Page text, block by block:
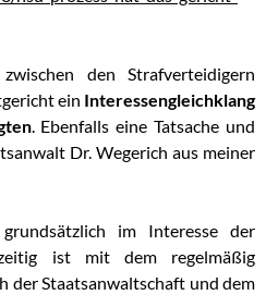
den Strafverteidigern
ein Interessengleichklang
. Ebenfalls eine Tatsache und
Dr. Wegerich aus meiner
grundsätzlich im Interesse der
ist mit dem regelmäßig
der Staatsanwaltschaft und dem